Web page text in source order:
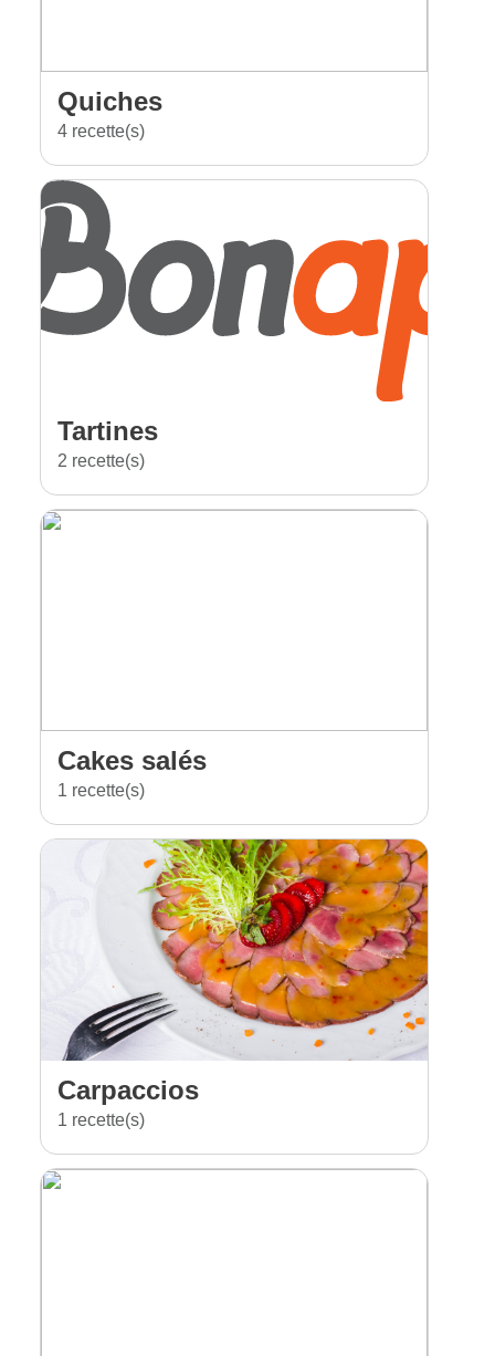
Quiches
4 recette(s)
Tartines
2 recette(s)
Cakes salés
1 recette(s)
Carpaccios
1 recette(s)